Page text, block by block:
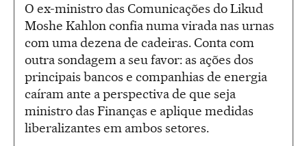
O ex-ministro das Comunicações do Likud
Moshe Kahlon confia numa virada nas urnas
com uma dezena de cadeiras. Conta com
outra sondagem a seu favor: as ações dos
principais bancos e companhias de energia
caíram ante a perspectiva de que seja
ministro das Finanças e aplique medidas
liberalizantes em ambos setores.